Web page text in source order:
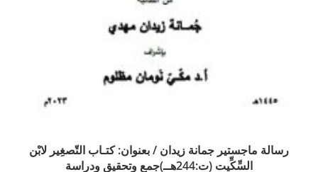
رسالة ماجستير جمانة زيدان / بعنوان: كتـاب التّصغِير لابْن
السِّكِّيت (ت:244هــ)جمع وتحقيق ودراسة